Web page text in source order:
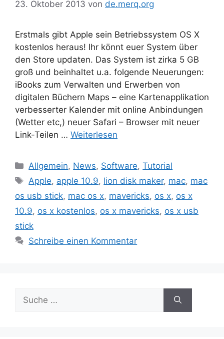
23. Oktober 2013 von de.merq.org
Erstmals gibt Apple sein Betriebssystem OS X
kostenlos heraus! Ihr könnt euer System über
den Store updaten. Das System ist zirka 5 GB
groß und beinhaltet u.a. folgende Neuerungen:
iBooks zum Verwalten und Erwerben von
digitalen Büchern Maps – eine Kartenapplikation
verbesserter Kalender mit online Anbindungen
(Wetter etc,) neuer Safari – Browser mit neuer
Link-Teilen … Weiterlesen
Kategorien
Allgemein, News, Software,Tutorial
Schlagwörter
Apple, apple 10.9, lion disk maker, mac, mac
os usb stick, mac os x, mavericks, os x, os x
10.9, os x kostenlos, os x mavericks, os x usb
stick
Schreibe einen Kommentar
nach: